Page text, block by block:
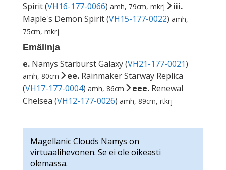
Spirit (VH16-177-0066) amh, 79cm, mkrj
iii.
Maple's Demon Spirit (VH15-177-0022) amh,
75cm, mkrj
Emälinja
e. Namys Starburst Galaxy (VH21-177-0021)
amh, 80cm ee. Rainmaker Starway Replica
(VH17-177-0004) amh, 86cm eee. Renewal
Chelsea (VH12-177-0026) amh, 89cm, rtkrj
Magellanic Clouds Namys on
virtuaalihevonen. Se ei ole oikeasti
olemassa.